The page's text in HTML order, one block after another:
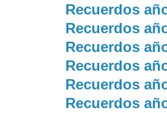
Recuerdos
Recuerdos
Recuerdos
Recuerdos
Recuerdos
Recuerdos